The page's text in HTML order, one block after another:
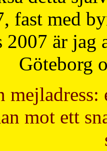
fast med
2007 är
Göteborg
mejladress:
mot ett